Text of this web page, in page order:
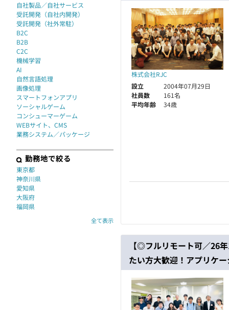
株式会社RJC
設立
2004年07月29日
社員数
161名
平均年齢
34歳
【◎フルリモート可／26
たい方大歓迎！アプリケ
自社製品／自社サービス
受託開発（自社内開発）
受託開発（社外常駐）
B2C
B2B
C2C
機械学習
AI
自然言語処理
画像処理
スマートフォンアプリ
ソーシャルゲーム
コンシューマーゲーム
WEBサイト、CMS
業務システム／パッケージ
勤務地で絞る
東京都
神奈川県
愛知県
大阪府
福岡県
全て表示